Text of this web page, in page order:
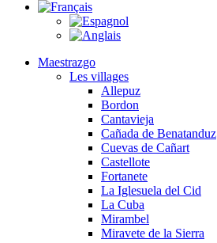
Maestrazgo
Les villages
Allepuz
Bordon
Cantavieja
Cañada de Benatanduz
Cuevas de Cañart
Castellote
Fortanete
La Iglesuela del Cid
La Cuba
Mirambel
Miravete de la Sierra